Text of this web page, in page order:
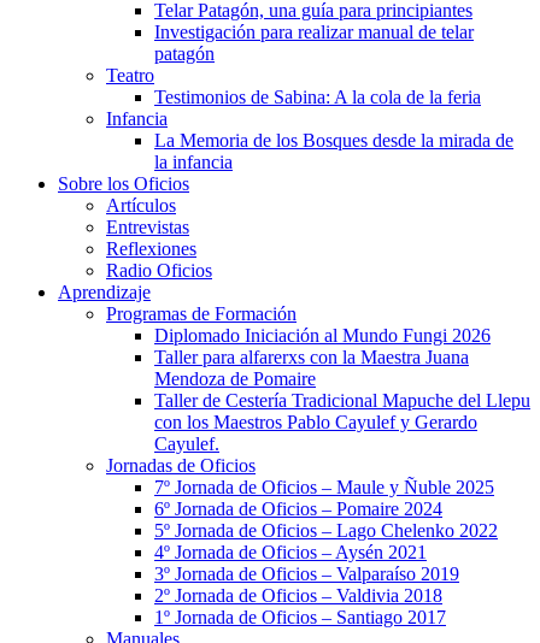
Telar Patagón, una guía para principiantes
Investigación para realizar manual de telar
patagón
Teatro
Testimonios de Sabina: A la cola de la feria
Infancia
La Memoria de los Bosques desde la mirada de
la infancia
Sobre los Oficios
Artículos
Entrevistas
Reflexiones
Radio Oficios
Aprendizaje
Programas de Formación
Diplomado Iniciación al Mundo Fungi 2026
Taller para alfarerxs con la Maestra Juana
Mendoza de Pomaire
Taller de Cestería Tradicional Mapuche del Llepu
con los Maestros Pablo Cayulef y Gerardo
Cayulef.
Jornadas de Oficios
7º Jornada de Oficios – Maule y Ñuble 2025
6º Jornada de Oficios – Pomaire 2024
5º Jornada de Oficios – Lago Chelenko 2022
4º Jornada de Oficios – Aysén 2021
3º Jornada de Oficios – Valparaíso 2019
2º Jornada de Oficios – Valdivia 2018
1º Jornada de Oficios – Santiago 2017
Manuales